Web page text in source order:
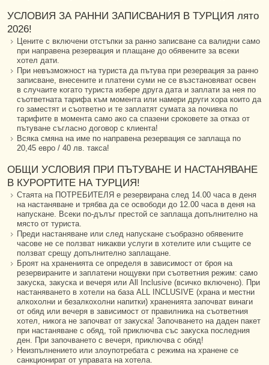
УСЛОВИЯ ЗА РАННИ ЗАПИСВАНИЯ В ТУРЦИЯ лято
2026!
Цените с включени отстъпки за ранно записване са валидни само
при направена резервация и плащане до обявените за всеки
хотел дати.
При невъзможност на туриста да пътува при резервация за ранно
записване, внесените и платени суми не се възстановяват освен
в случаите когато туриста избере друга дата и заплати за нея по
съответната тарифа към момента или намери други хора които да
го заместят и съответно и те заплатят сумата за почивка по
тарифите в момента само ако са спазени сроковете за отказ от
пътуване съгласно договор с клиента!
Всяка смяна на име по направена резервация се заплаща по
20,45 евро / 40 лв. такса!
ОБЩИ УСЛОВИЯ ПРИ ПЪТУВАНЕ И НАСТАНЯВАНЕ
В КУРОРТИТЕ НА ТУРЦИЯ!
Стаята на ПОТРЕБИТЕЛЯ е резервирана след 14.00 часа в деня
на настаняване и трябва да се освободи до 12.00 часа в деня на
напускане. Всеки по-дълъг престой се заплаща допълнително на
място от туриста.
Преди настаняване или след напускане съобразно обявените
часове не се ползват никакви услуги в хотелите или същите се
ползват срещу допълнително заплащане.
Броят на храненията се определя в зависимост от броя на
резервираните и заплатени нощувки при съответния режим: само
закуска, закуска и вечеря или All Inclusive (всичко включено). При
настаняването в хотели на база ALL INCLUSIVE (храна и местни
алкохолни и безалкохолни напитки) храненията започват винаги
от обяд или вечеря в зависимост от правилника на съответния
хотел, никога не започват от закуска! Започването на даден пакет
при настаняване с обяд, той приключва със закуска последния
ден. При започването с вечеря, приключва с обяд!
Неизпълнението или злоупотребата с режима на хранене се
санкционират от управата на хотела.